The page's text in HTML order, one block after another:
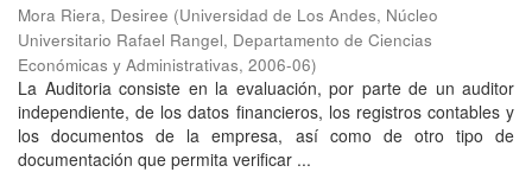
Mora Riera, Desiree (Universidad de Los Andes, Núcleo
Universitario Rafael Rangel, Departamento de Ciencias
Económicas y Administrativas, 2006-06)
La Auditoria consiste en la evaluación, por parte de un auditor
independiente, de los datos financieros, los registros contables y
los documentos de la empresa, así como de otro tipo de
documentación que permita verificar ...